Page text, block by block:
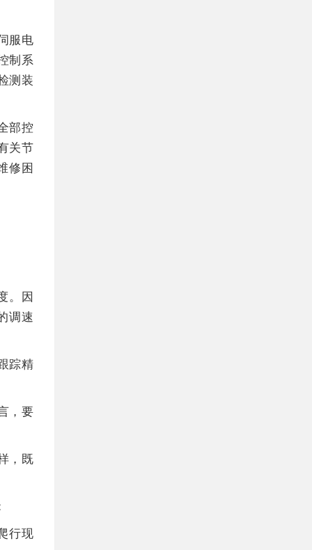
服电
制系
测装
部控
关节
修困
。因
调速
踪精
，要
，既
行现